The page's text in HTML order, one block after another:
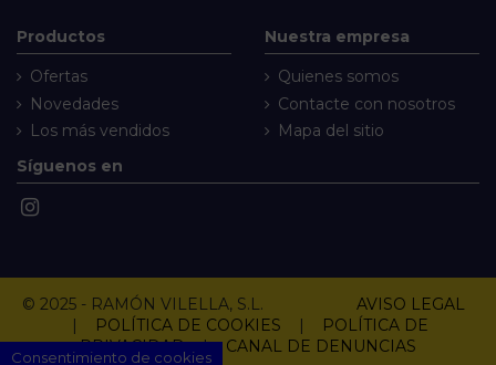
Productos
Ofertas
Novedades
Los más vendidos
Nuestra empresa
Quienes somos
Contacte con nosotros
Mapa del sitio
Síguenos en
© 2025 - RAMÓN VILELLA, S.L. AVISO LEGAL
|
POLÍTICA DE COOKIES |
POLÍTICA DE
PRIVACIDAD| CANAL DE DENUNCIAS
Consentimiento de cookies